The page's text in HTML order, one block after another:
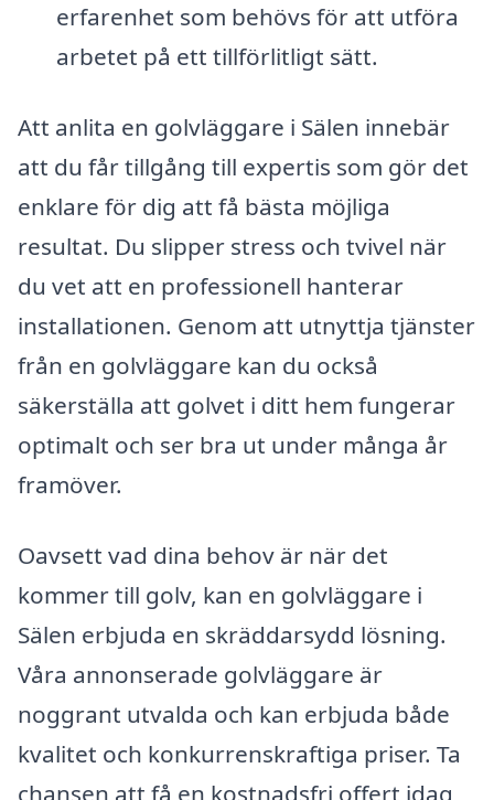
erfarenhet som behövs för att utföra
arbetet på ett tillförlitligt sätt.
Att anlita en golvläggare i Sälen innebär
att du får tillgång till expertis som gör det
enklare för dig att få bästa möjliga
resultat. Du slipper stress och tvivel när
du vet att en professionell hanterar
installationen. Genom att utnyttja tjänster
från en golvläggare kan du också
säkerställa att golvet i ditt hem fungerar
optimalt och ser bra ut under många år
framöver.
Oavsett vad dina behov är när det
kommer till golv, kan en golvläggare i
Sälen erbjuda en skräddarsydd lösning.
Våra annonserade golvläggare är
noggrant utvalda och kan erbjuda både
kvalitet och konkurrenskraftiga priser. Ta
chansen att få en kostnadsfri offert idag